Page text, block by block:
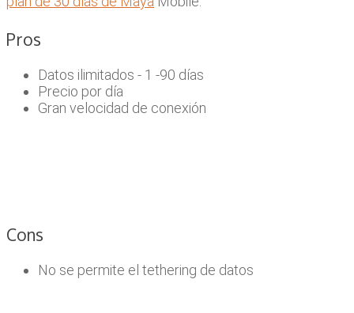
Pros
Datos ilimitados - 1 -90 días
Precio por día
Gran velocidad de conexión
Cons
No se permite el tethering de datos